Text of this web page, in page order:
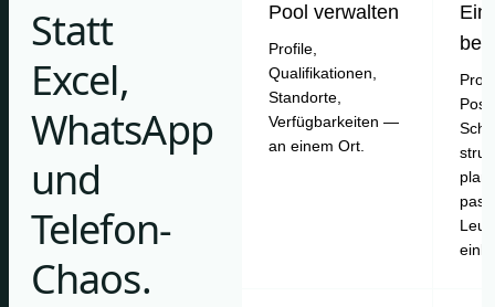
Statt
Excel,
WhatsApp
und
Telefon-
Chaos.
Pool verwalten
Profile,
Qualifikationen,
Standorte,
Verfügbarkeiten —
an einem Ort.